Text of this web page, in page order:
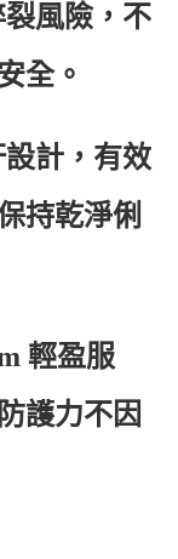
風險，不
全。
計，有效
持乾淨俐
輕盈服
護力不因